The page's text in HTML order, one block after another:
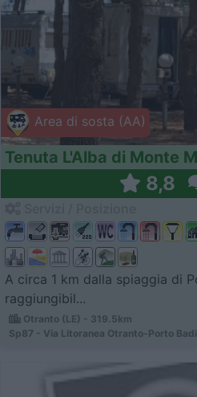
Area di sosta (AA)
Tenuta L'Alba di Monte
8,8
A circa 1 km dalla spiaggia di
raggiungibil...
Otranto (LE) - 319.5km
Sp87 - Via Litoranea Otranto-Porto